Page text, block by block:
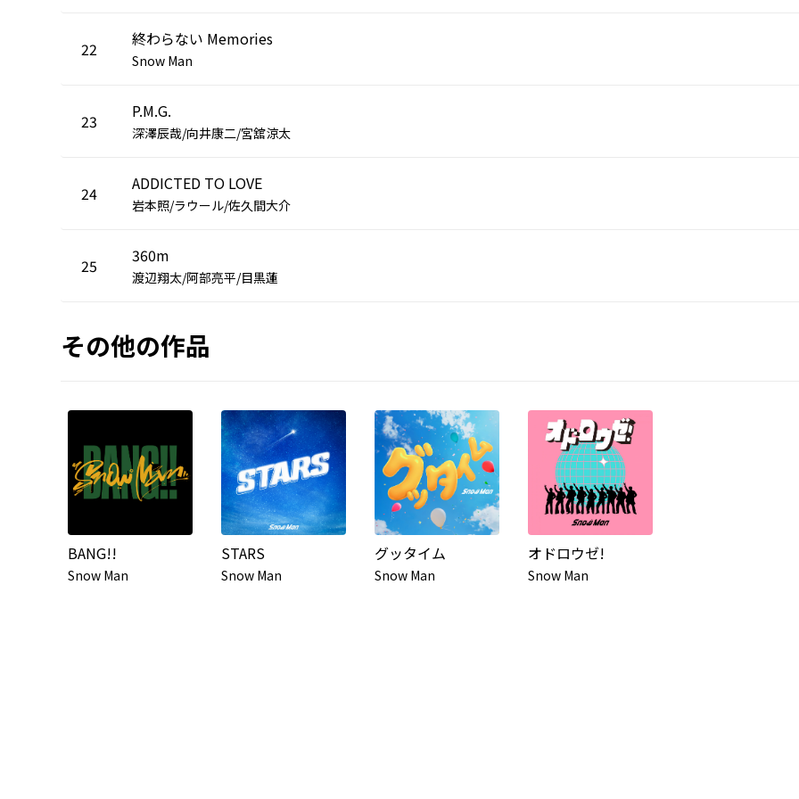
22 終わらない Memories
Snow Man
23 P.M.G.
深澤辰哉/向井康二/宮舘涼太
24 ADDICTED TO LOVE
岩本照/ラウール/佐久間大介
25 360m
渡辺翔太/阿部亮平/目黒蓮
その他の作品
BANG!!
Snow Man
STARS
Snow Man
グッタイム
Snow Man
オドロウゼ!
Snow Man